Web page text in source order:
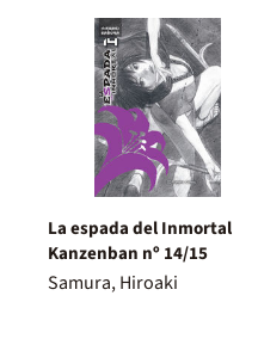
La espada del Inmortal
Kanzenban nº 14/15
Samura, Hiroaki